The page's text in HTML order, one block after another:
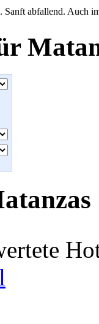
Sanft abfallend. Auch